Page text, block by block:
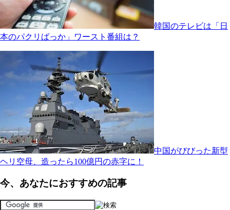
韓国のテレビは「日
本のパクリばっか」ワースト番組は？
中国がびびった新型
ヘリ空母、造ったら100億円の赤字に！
今、あなたにおすすめの記事